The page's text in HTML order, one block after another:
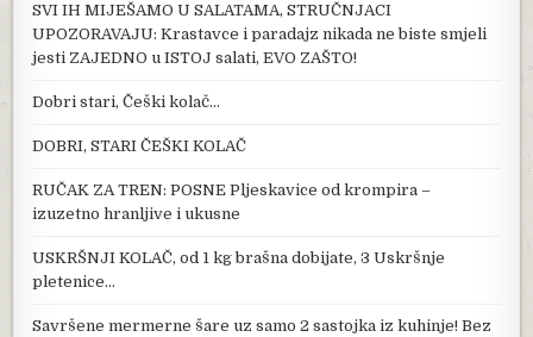
SVI IH MIJEŠAMO U SALATAMA, STRUČNJACI
UPOZORAVAJU: Krastavce i paradajz nikada ne biste smjeli
jesti ZAJEDNO u ISTOJ salati, EVO ZAŠTO!
Dobri stari, Češki kolač…
DOBRI, STARI ČEŠKI KOLAČ
RUČAK ZA TREN: POSNE Pljeskavice od krompira –
izuzetno hranljive i ukusne
USKRŠNJI KOLAČ, od 1 kg brašna dobijate, 3 Uskršnje
pletenice…
Savršene mermerne šare uz samo 2 sastojka iz kuhinje! Bez